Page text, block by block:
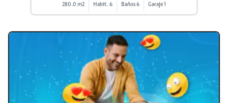
280.0 m2 Habit. 6 Baños 6 Garaje 1